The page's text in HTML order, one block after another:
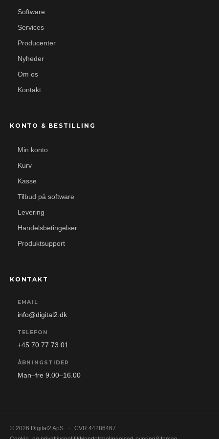
Software
Services
Producenter
Nyheder
Om os
Kontakt
KONTO & BESTILLING
Min konto
Kurv
Kasse
Tilbud på software
Levering
Handelsbetingelser
Produktsupport
KONTAKT
EMAIL
info@digital2.dk
TELEFON
+45 70 77 73 01
ÅBNINGSTIDER
Man–fre 9.00–16.00
© 2026 Digital2 ApS ·
CVR 44286467